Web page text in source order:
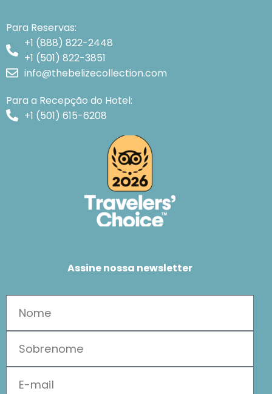
Para Reservas:
+1 (888) 822-2448
+1 (501) 822-3851
info@thebelizecollection.com
Para a Recepção do Hotel:
+1 (501) 615-6208
Assine nossa newsletter